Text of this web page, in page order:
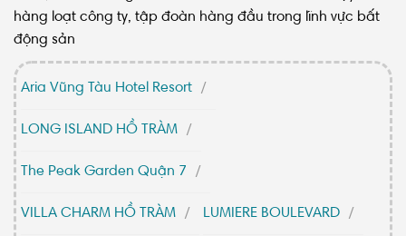
hàng loạt công ty, tập đoàn hàng đầu trong lĩnh vực bất
động sản
Aria Vũng Tàu Hotel Resort
LONG ISLAND HỒ TRÀM
The Peak Garden Quận 7
VILLA CHARM HỒ TRÀM LUMIERE BOULEVARD